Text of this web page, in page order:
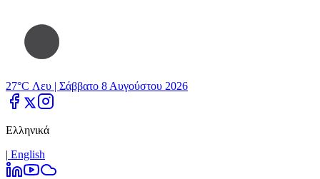
27°C Λευ | Σάββατο 8 Αυγούστου 2026
Ελληνικά
| Εnglish